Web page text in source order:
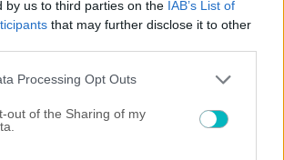
by us to third parties on the IAB’s List of
that may further disclose it to other
website/app uses one or more Google
visit or usage behaviour. You may click to
to Google and its third-party tags to
below specified purposes in below Google
Processing Opt Outs
out of the Sharing of my
Ιεράπετρας (VIDEO)
«κλείνει» τον Μπουαντί